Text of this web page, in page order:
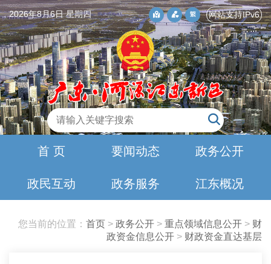
2026年8月6日 星期四 网站支持IPv6
首 页 要闻动态 政务公开
政民互动 政务服务 江东概况
您当前的位置： 首页 > 政务公开 > 重点领域信息公开 > 财
政资金信息公开 > 财政资金直达基层